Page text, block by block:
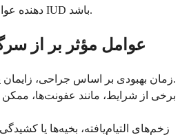
دهنده عوارضی مانند عفونت یا جابجایی IUD باشد.
عوامل مؤثر بر از
زمان بهبودی بر اساس جراحی، زایمان یا بیماری متفاوت است.
برخی از شرایط، مانند عفونت‌ها،
زخم‌های التیام‌یافته، بخیه‌ها یا